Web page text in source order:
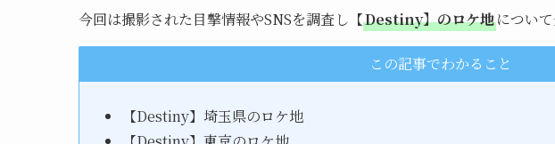
今回は撮影された目撃情報やSNSを調査し【Destiny】のロケ地につい
この記事でわかること
【Destiny】埼玉県のロケ地